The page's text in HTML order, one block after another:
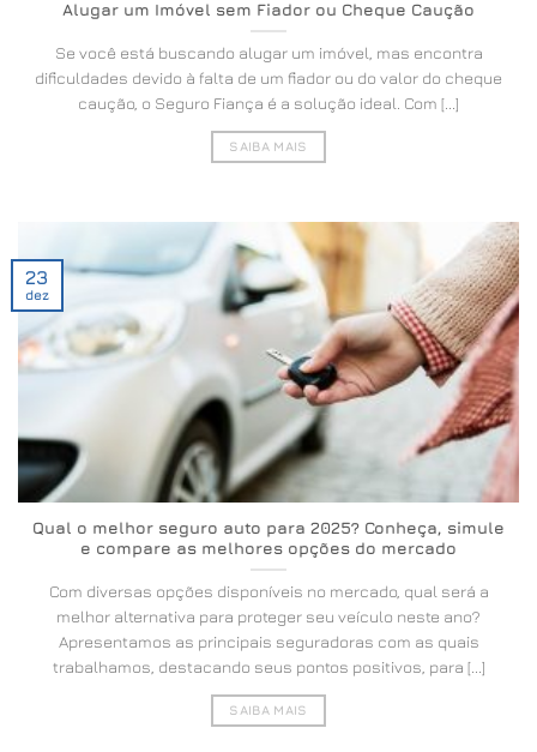
Alugar um Imóvel sem Fiador ou Cheque Caução
Se você está buscando alugar um imóvel, mas encontra
dificuldades devido à falta de um fiador ou do valor do cheque
caução, o Seguro Fiança é a solução ideal. Com [...]
SAIBA MAIS
Qual o melhor seguro auto para 2025? Conheça, simule
e compare as melhores opções do mercado
Com diversas opções disponíveis no mercado, qual será a
melhor alternativa para proteger seu veículo neste ano?
Apresentamos as principais seguradoras com as quais
trabalhamos, destacando seus pontos positivos, para [...]
SAIBA MAIS
23
dez